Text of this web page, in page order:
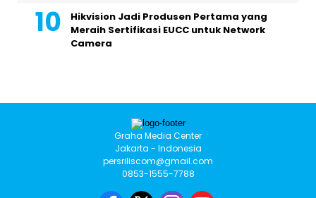
Hikvision Jadi Produsen Pertama yang
Meraih Sertifikasi EUCC untuk Network
Camera
Graha Media Center
Jakarta - Indonesia
persriliscom@gmail.com
0853-1555-7788